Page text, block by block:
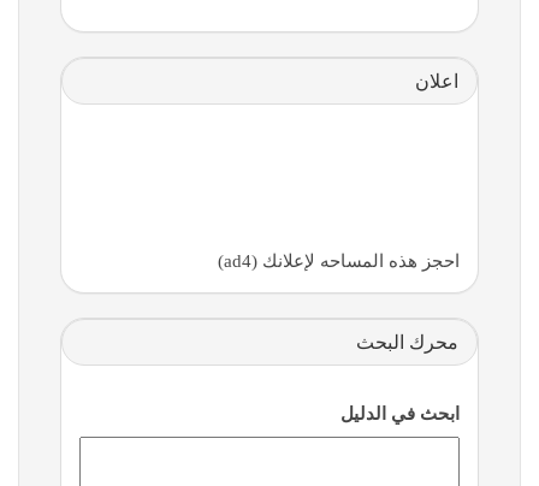
اعلان
احجز هذه المساحه لإعلانك (ad4)
محرك البحث
ابحث في الدليل